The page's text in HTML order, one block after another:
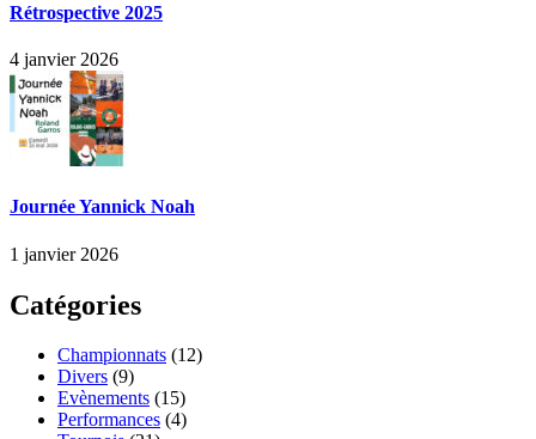
Rétrospective 2025
4 janvier 2026
Journée Yannick Noah
1 janvier 2026
Catégories
Championnats (12)
Divers (9)
Evènements (15)
Performances (4)